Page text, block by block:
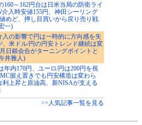
160～162円台は日米当局の防衛ライ
介入時安値155円、神田シーリング
めど、押し目買いから戻り売り戦
一)
入の影響で円は一時的に方向感を失
、米ドル/円の円安トレンド継続は変
日銀会合がターニングポイントと
井雅人)
年内170円、ユーロ/円は200円を視
据え置きでも円安構造は変わら
利上昇と原油高、新NISAが支える
>>人気記事一覧を見る